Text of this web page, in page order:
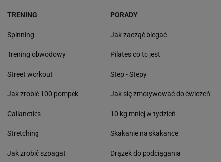
TRENING
Spinning
Trening obwodowy
Street workout
Jak zrobić 100 pompek
Callanetics
Stretching
Jak zrobić szpagat
PORADY
Jak zacząć biegać
Pilates co to jest
Step - Stepy
Jak się zmotywować do ćwiczeń
10 kg mniej w tydzień
Skakanie na skakance
Drążek do podciągania